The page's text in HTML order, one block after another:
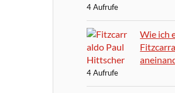
4 Aufrufe
Wie ich
4 Aufrufe